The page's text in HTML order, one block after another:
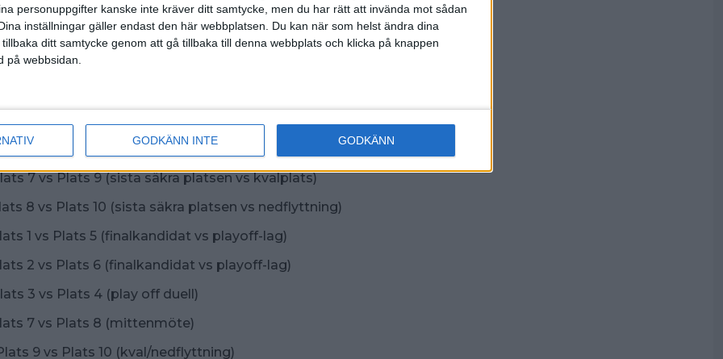
personuppgifter kanske inte kräver ditt samtycke, men du har rätt att invända mot sådan
inställningar gäller endast den här webbplatsen. Du kan när som helst ändra dina
ditt samtycke genom att gå tillbaka till denna webbplats och klicka på knappen
på webbsidan.
GODKÄNN INTE GODKÄNN
en riktigt rafflande helg i RC Bowl där allt ställs på sin spets -
fortsatt seriespel - eller respass?
bestäms när grundserien är färdigspelad:
5 vs Plats 6 (sista play off-platser)
7 vs Plats 9 (sista säkra platsen vs kvalplats)
8 vs Plats 10 (sista säkra platsen vs nedflyttning)
1 vs Plats 5 (finalkandidat vs playoff-lag)
2 vs Plats 6 (finalkandidat vs playoff-lag)
3 vs Plats 4 (play off duell)
7 vs Plats 8 (mittenmöte)
9 vs Plats 10 (kval/nedflyttning)